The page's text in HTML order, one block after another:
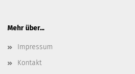
Mehr über...
Impressum
Kontakt